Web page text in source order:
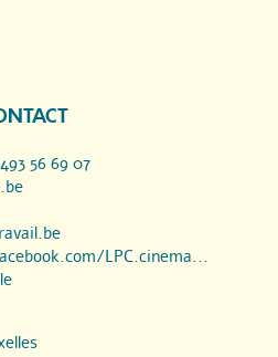
56 69 07
LPC.cinema...